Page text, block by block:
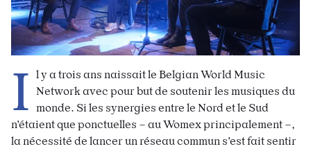
I l y a trois ans naissait le Belgian World Music
Network avec pour but de soutenir les musiques du
monde. Si les synergies entre le Nord et le Sud
n’étaient que ponctuelles – au Womex principalement –,
la nécessité de lancer un réseau commun s’est fait sentir